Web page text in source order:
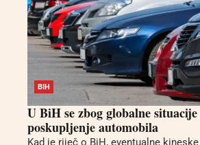
BIH
U BiH se zbog globalne
poskupljenje automobila
Kad je riječ o BiH, eventualne